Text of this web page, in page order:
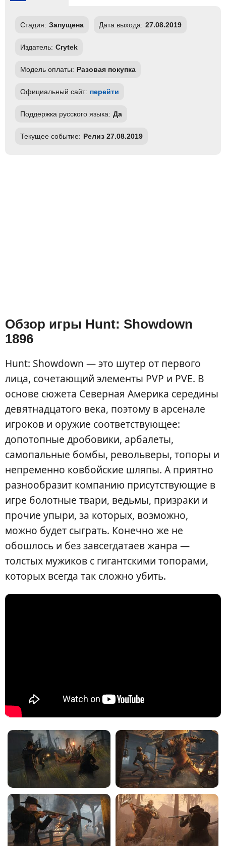
Стадия: Запущена Дата выхода: 27.08.2019
Издатель: Crytek
Модель оплаты: Разовая покупка
Официальный сайт: перейти
Поддержка русского языка: Да
Текущее событие: Релиз 27.08.2019
Обзор игры Hunt: Showdown
1896
Hunt: Showdown — это шутер от первого
лица, сочетающий элементы PVP и PVE. В
основе сюжета Северная Америка середины
девятнадцатого века, поэтому в арсенале
игроков и оружие соответствующее:
допотопные дробовики, арбалеты,
самопальные бомбы, револьверы, топоры и
непременно ковбойские шляпы. А приятно
разнообразит компанию присутствующие в
игре болотные твари, ведьмы, призраки и
прочие упыри, за которых, возможно,
можно будет сыграть. Конечно же не
обошлось и без завсегдатаев жанра —
толстых мужиков с гигантскими топорами,
которых всегда так сложно убить.